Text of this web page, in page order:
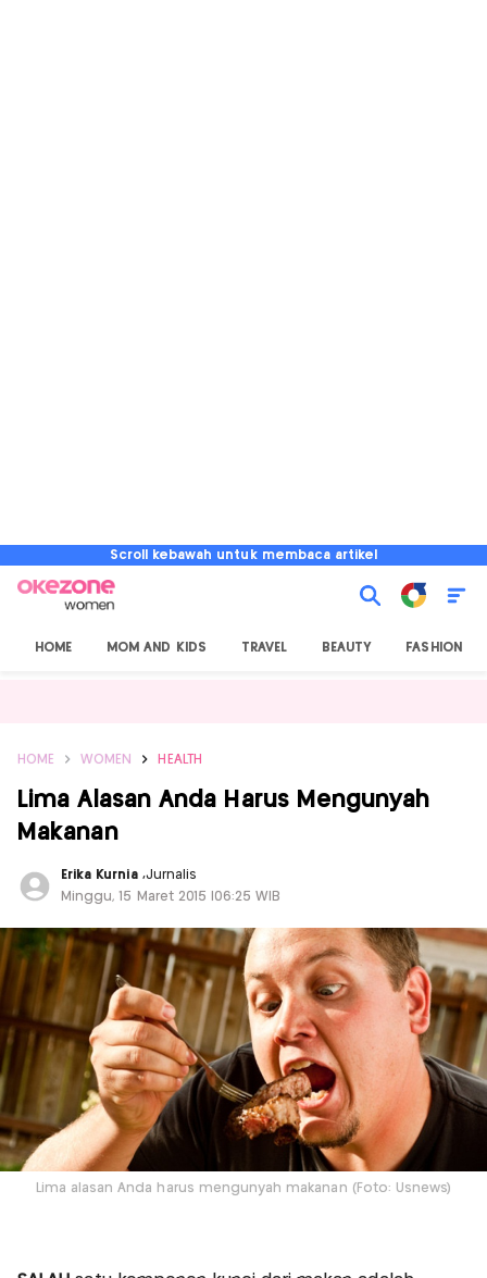
Scroll kebawah untuk membaca artikel
HOME MOM AND KIDS TRAVEL BEAUTY FASHION
HOME WOMEN HEALTH
Lima Alasan Anda Harus Mengunyah
Makanan
Erika Kurnia ,Jurnalis
Minggu, 15 Maret 2015 |06:25 WIB
Lima alasan Anda harus mengunyah makanan (Foto: Usnews)